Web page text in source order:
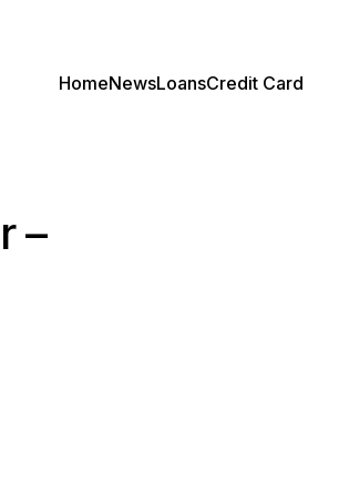
HomeNewsLoansCredit Card
–